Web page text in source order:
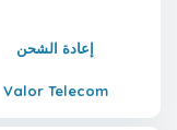
إعادة الشحن
Valor Telecom